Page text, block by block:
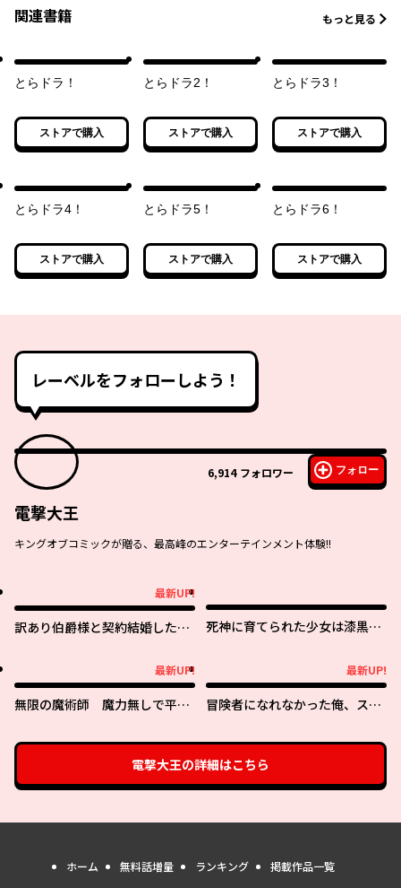
関連書籍 もっと見る
とらドラ！
ストアで購入
とらドラ2！
ストアで購入
とらドラ3！
ストアで購入
とらドラ4！
ストアで購入
とらドラ5！
ストアで購入
とらドラ6！
ストアで購入
レーベルをフォローしよう！
6,914 フォロワー フォロー
電撃大王
キングオブコミックが贈る、最高峰のエンターテインメント体験!!
最新UP!
訳あり伯爵様と契約結婚した
死神に育てられた少女は漆黒の
最新UP!
無限の魔術師 魔力無しで平民
の魔力持ち。
最新UP!
冒険者になれなかった俺、スキ
の子を人助け!?
電撃大王の詳細はこちら
ホーム 無料話増量 ランキング 掲載作品一覧